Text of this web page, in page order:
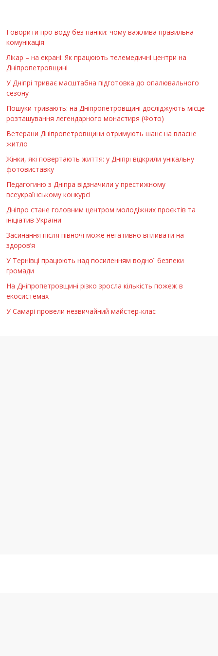
Говорити про воду без паніки: чому важлива правильна
комунікація
Лікар – на екрані: Як працюють телемедичні центри на
Дніпропетровщині
У Дніпрі триває масштабна підготовка до опалювального
сезону
Пошуки тривають: на Дніпропетровщині досліджують місце
розташування легендарного монастиря (Фото)
Ветерани Дніпропетровщини отримують шанс на власне
житло
Жінки, які повертають життя: у Дніпрі відкрили унікальну
фотовиставку
Педагогиню з Дніпра відзначили у престижному
всеукраїнському конкурсі
Дніпро стане головним центром молодіжних проєктів та
ініціатив України
Засинання після півночі може негативно впливати на
здоров’я
У Тернівці працюють над посиленням водної безпеки
громади
На Дніпропетровщині різко зросла кількість пожеж в
екосистемах
У Самарі провели незвичайний майстер-клас